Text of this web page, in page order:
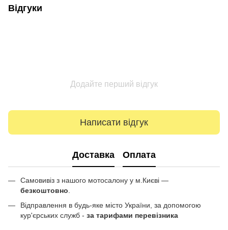
Відгуки
Додайте перший відгук
Написати відгук
Доставка Оплата
Самовивіз з нашого мотосалону у м.Києві —
безкоштовно
Відправлення в будь-яке місто України, за допомогою
кур'єрських служб - за тарифами перевізника